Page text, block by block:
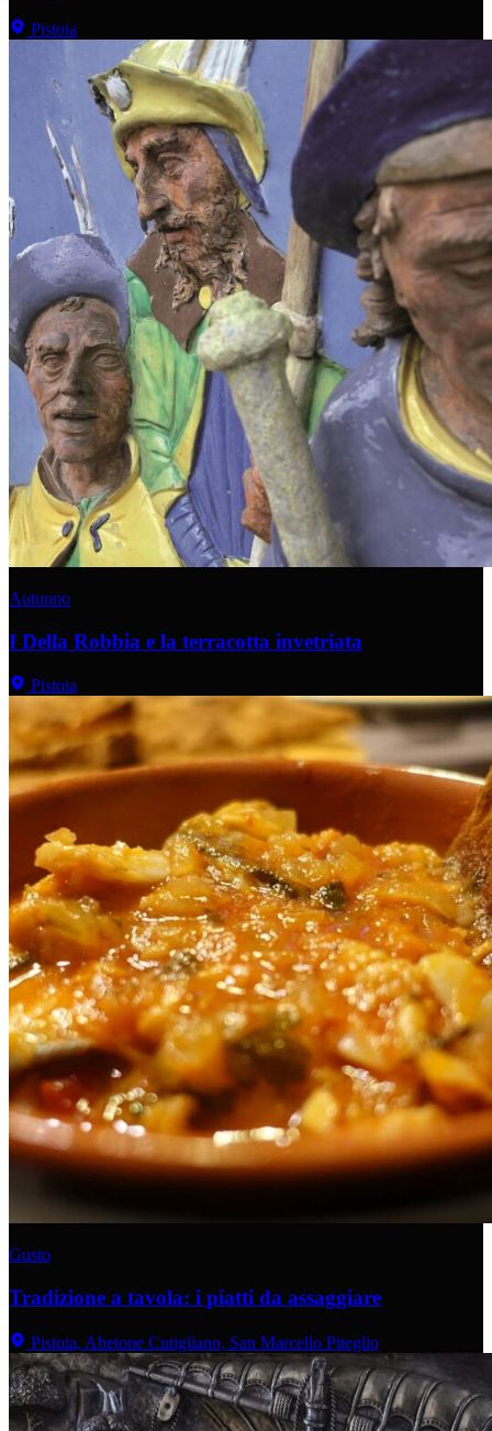
Pistoia
Autunno
I Della Robbia e la terracotta invetriata
Pistoia
Gusto
Tradizione a tavola: i piatti da assaggiare
Pistoia, Abetone Cutigliano, San Marcello Piteglio